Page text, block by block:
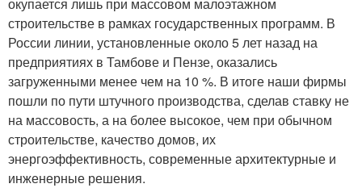
строительстве в рамках государственных программ. В
России линии, установленные около 5 лет назад на
предприятиях в Тамбове и Пензе, оказались
загруженными менее чем на 10 %. В итоге наши фирмы
пошли по пути штучного производства, сделав ставку не
на массовость, а на более высокое, чем при обычном
строительстве, качество домов, их
энергоэффективность, современные архитектурные и
инженерные решения.